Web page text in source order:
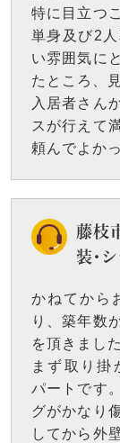
特に目立つ
単身及び2
い雰囲気に
たところ、
入居者さん
スが行えて
頼んでよか
藤枝
装・
かねてから
り、築年数
を頂きました
まず取り掛
パートです
グがかなり
してから外